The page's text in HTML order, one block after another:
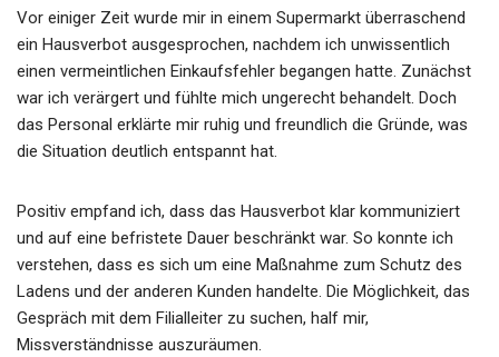
Vor einiger Zeit wurde mir in einem Supermarkt überraschend
ein Hausverbot ausgesprochen, nachdem ich unwissentlich
einen vermeintlichen Einkaufsfehler begangen hatte. Zunächst
war ich verärgert und fühlte mich ungerecht behandelt. Doch
das Personal erklärte mir ruhig und freundlich die Gründe, was
die Situation deutlich entspannt hat.
Positiv empfand ich, dass das Hausverbot klar kommuniziert
und auf eine befristete Dauer beschränkt war. So konnte ich
verstehen, dass es sich um eine Maßnahme zum Schutz des
Ladens und der anderen Kunden handelte. Die Möglichkeit, das
Gespräch mit dem Filialleiter zu suchen, half mir,
Missverständnisse auszuräumen.